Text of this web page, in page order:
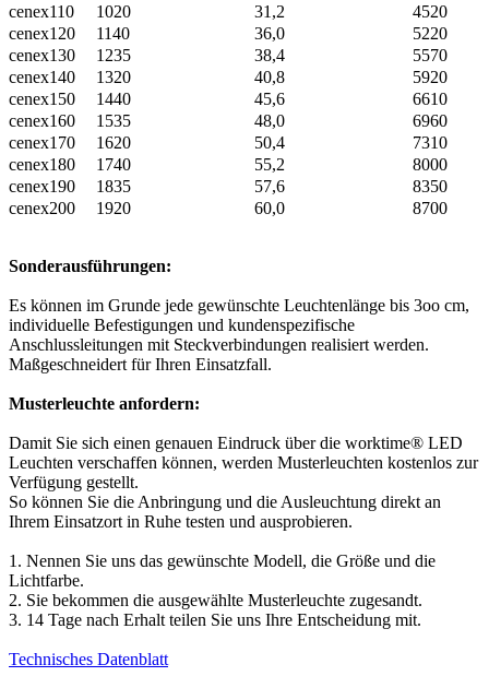
cenex110 1020 31,2
4520
cenex120
1140 36,0
5220
cenex130
1235 38,4
5570
cenex140
1320 40,8
5920
cenex150
1440 45,6
6610
cenex160
1535 48,0
6960
cenex170
1620 50,4
7310
cenex180
1740 55,2
8000
cenex190
1835 57,6
8350
cenex200
1920 60,0 8700
Sonderausführungen:
Es können im Grunde jede gewünschte Leuchtenlänge bis 3oo cm,
individuelle Befestigungen und kundenspezifische
Anschlussleitungen mit Steckverbindungen realisiert werden.
Maßgeschneidert für Ihren Einsatzfall.
Musterleuchte anfordern:
Damit Sie sich einen genauen Eindruck über die worktime® LED
Leuchten verschaffen können, werden Musterleuchten kostenlos zur
Verfügung gestellt.
So können Sie die Anbringung und die Ausleuchtung direkt an
Ihrem Einsatzort in Ruhe testen und ausprobieren.
1. Nennen Sie uns das gewünschte Modell, die Größe und die
Lichtfarbe.
2. Sie bekommen die ausgewählte Musterleuchte zugesandt.
3. 14 Tage nach Erhalt teilen Sie uns Ihre Entscheidung mit.
Technisches Datenblatt